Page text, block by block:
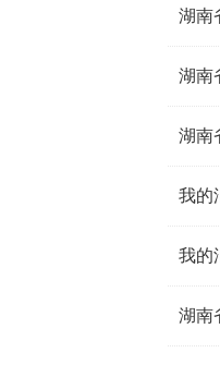
湖南
湖南
湖南
我的
我的
湖南